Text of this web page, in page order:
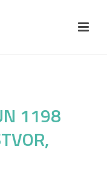
1198